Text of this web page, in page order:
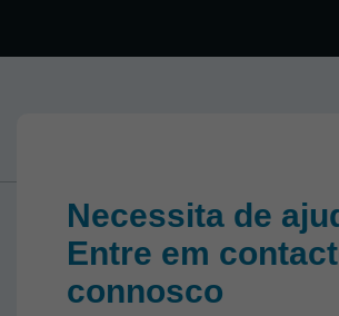
Necessita de
Entre em
connosco